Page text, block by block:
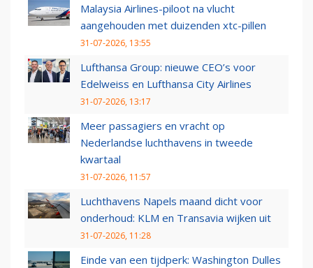
Malaysia Airlines-piloot na vlucht
aangehouden met duizenden xtc-pillen
31-07-2026, 13:55
Lufthansa Group: nieuwe CEO’s voor
Edelweiss en Lufthansa City Airlines
31-07-2026, 13:17
Meer passagiers en vracht op
Nederlandse luchthavens in tweede
kwartaal
31-07-2026, 11:57
Luchthavens Napels maand dicht voor
onderhoud: KLM en Transavia wijken uit
31-07-2026, 11:28
Einde van een tijdperk: Washington Dulles